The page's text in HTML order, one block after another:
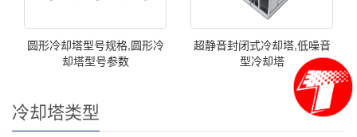
圆形冷却塔型号规格,圆形冷
却塔型号参数
超静音封闭式冷却塔,低噪音
型冷却塔
冷却塔类型